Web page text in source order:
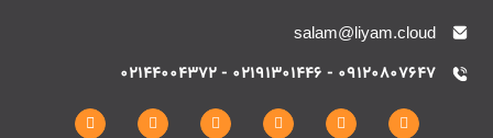
salam@liyam.cloud
09120807647 - 02191301446 - 02144004372